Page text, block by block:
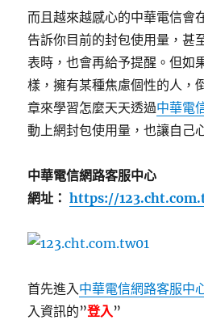
而且越來越感心的中華電信會
告訴你目前的封包使用量，甚
表時，也會再給予提醒。但如
樣，擁有某種焦慮個性的人，
章來學習怎麼天天透過中華電
動上網封包使用量，也讓自己
中華電信網路客服中心
網址：https://
首先進入中華電信網路客服中
入資訊的”登入”